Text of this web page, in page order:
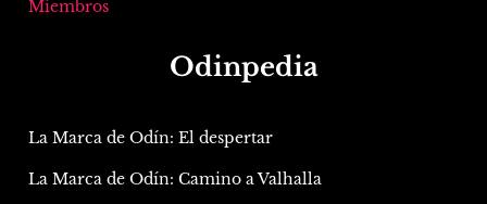
Miembros
Odinpedia
La Marca de Odín: El despertar
La Marca de Odín: Camino a Valhalla